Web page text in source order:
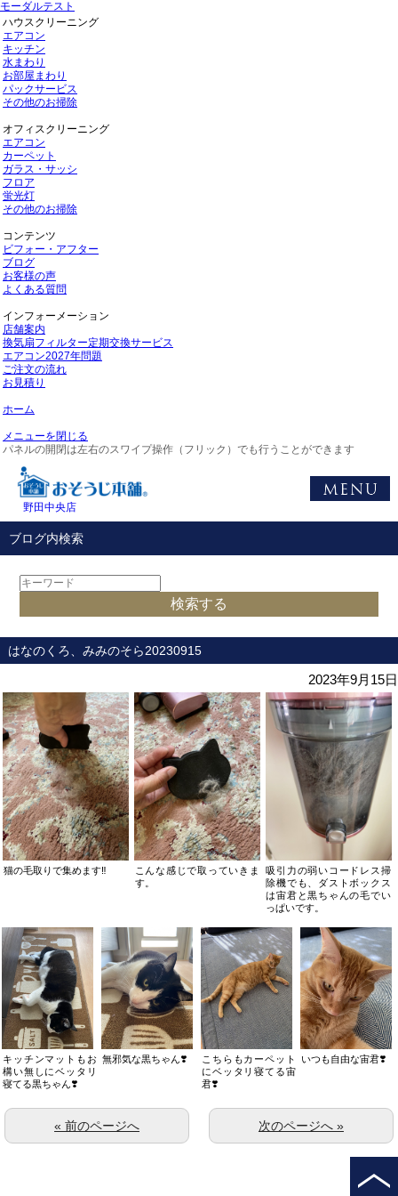
モーダルテスト
ハウスクリーニング
エアコン
キッチン
水まわり
お部屋まわり
パックサービス
その他のお掃除
オフィスクリーニング
エアコン
カーペット
ガラス・サッシ
フロア
蛍光灯
その他のお掃除
コンテンツ
ビフォー・アフター
ブログ
お客様の声
よくある質問
インフォーメーション
店舗案内
換気扇フィルター定期交換サービス
エアコン2027年問題
ご注文の流れ
お見積り
ホーム
メニューを閉じる
パネルの開閉は左右のスワイプ操作（フリック）でも行うことができます
野田中央店
ブログ内検索
はなのくろ、みみのそら20230915
2023年9月15日
猫の毛取りで集めます‼️
こんな感じで取っていきま
す。
吸引力の弱いコードレス掃
除機でも、ダストボックス
は宙君と黒ちゃんの毛でい
っぱいです。
キッチンマットもお
構い無しにベッタリ
寝てる黒ちゃん❣️
無邪気な黒ちゃん❣️
こちらもカーペット
にベッタリ寝てる宙
君❣️
いつも自由な宙君❣️
次のページへ »
« 前のページへ